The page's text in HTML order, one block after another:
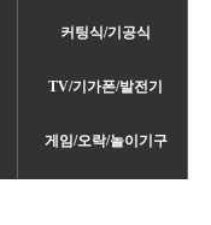
커팅식/기공식
TV/기가폰/발전기
게임/오락/놀이기구